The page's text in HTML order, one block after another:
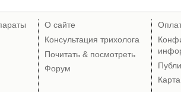
О сайте
Консультация трихолога
Почитать & посмотреть
Форум